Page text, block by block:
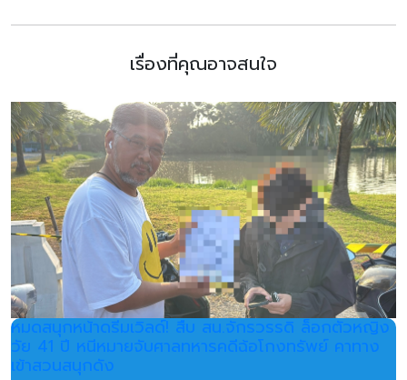
เรื่องที่คุณอาจสนใจ
หมดสนุกหน้าดรีมเวิลด์! สืบ สน.จักรวรรดิ ล็อกตัวหญิง
วัย 41 ปี หนีหมายจับศาลทหารคดีฉ้อโกงทรัพย์ คาทาง
เข้าสวนสนุกดัง